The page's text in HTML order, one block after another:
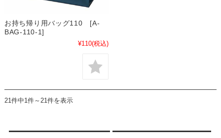
お持ち帰り用バッグ110 [A-
BAG-110-1]
¥110(税込)
21件中1件～21件を表示